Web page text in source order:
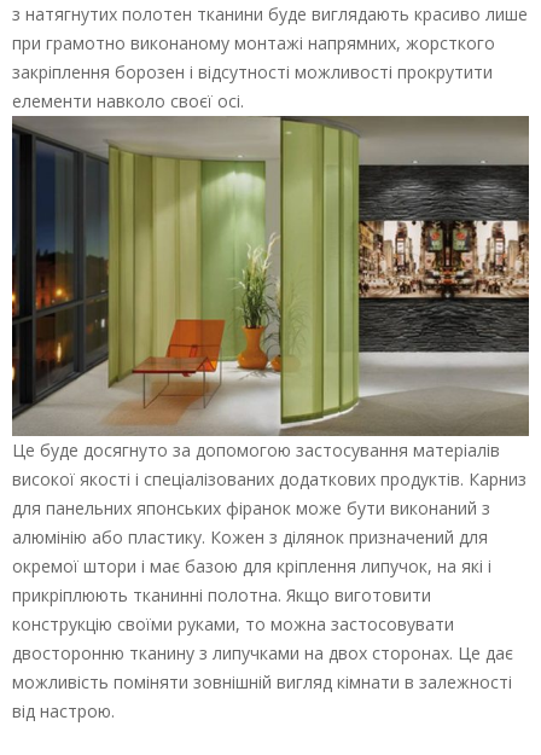
з натягнутих полотен тканини буде виглядають красиво лише
при грамотно виконаному монтажі напрямних, жорсткого
закріплення борозен і відсутності можливості прокрутити
елементи навколо своєї осі.
Це буде досягнуто за допомогою застосування матеріалів
високої якості і спеціалізованих додаткових продуктів. Карниз
для панельних японських фіранок може бути виконаний з
алюмінію або пластику. Кожен з ділянок призначений для
окремої штори і має базою для кріплення липучок, на які і
прикріплюють тканинні полотна. Якщо виготовити
конструкцію своїми руками, то можна застосовувати
двосторонню тканину з липучками на двох сторонах. Це дає
можливість поміняти зовнішній вигляд кімнати в залежності
від настрою.